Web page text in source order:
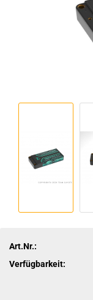
Art.Nr.:
Verfügbarkeit: